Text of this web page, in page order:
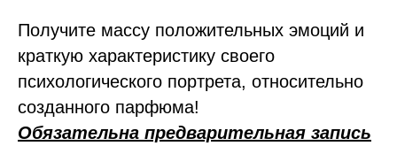
Получите массу положительных эмоций и
краткую характеристику своего
психологического портрета, относительно
созданного парфюма!
Обязательна предварительная запись